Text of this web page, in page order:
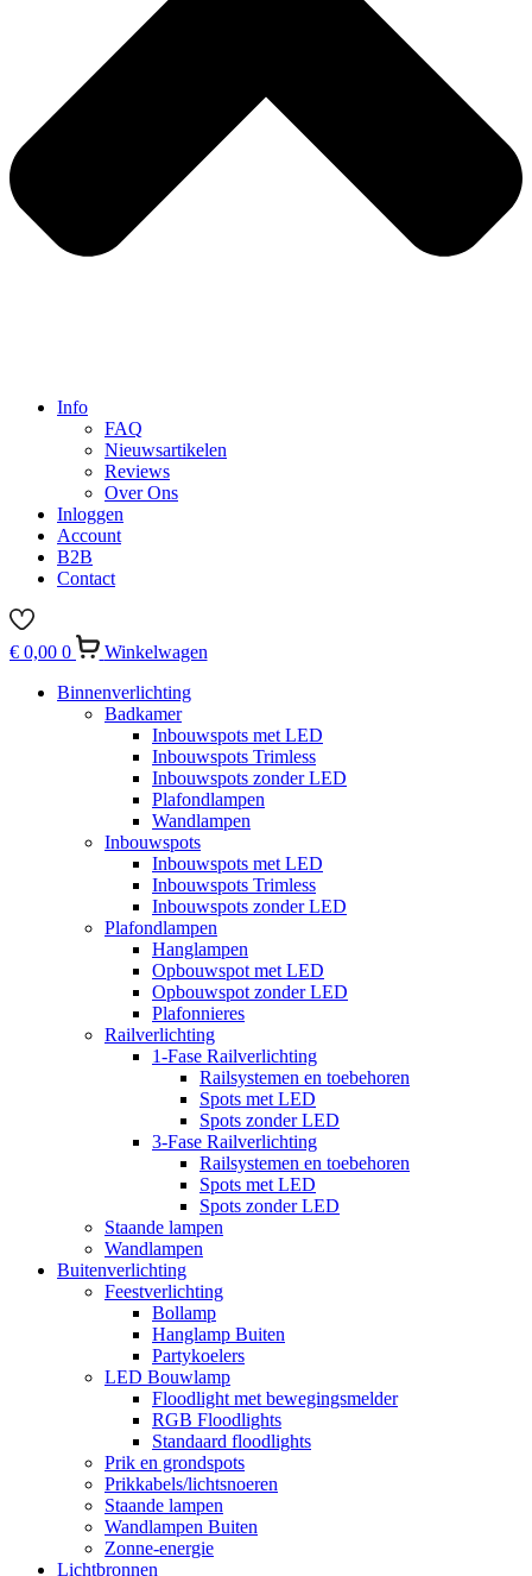
Info
FAQ
Nieuwsartikelen
Reviews
Over Ons
Inloggen
Account
B2B
Contact
€ 0,00 0
Winkelwagen
Binnenverlichting
Badkamer
Inbouwspots met LED
Inbouwspots Trimless
Inbouwspots zonder LED
Plafondlampen
Wandlampen
Inbouwspots
Inbouwspots met LED
Inbouwspots Trimless
Inbouwspots zonder LED
Plafondlampen
Hanglampen
Opbouwspot met LED
Opbouwspot zonder LED
Plafonnieres
Railverlichting
1-Fase Railverlichting
Railsystemen en toebehoren
Spots met LED
Spots zonder LED
3-Fase Railverlichting
Railsystemen en toebehoren
Spots met LED
Spots zonder LED
Staande lampen
Wandlampen
Buitenverlichting
Feestverlichting
Bollamp
Hanglamp Buiten
Partykoelers
LED Bouwlamp
Floodlight met bewegingsmelder
RGB Floodlights
Standaard floodlights
Prik en grondspots
Prikkabels/lichtsnoeren
Staande lampen
Wandlampen Buiten
Zonne-energie
Lichtbronnen